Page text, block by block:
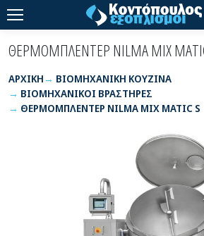
ΘΕΡΜΟΜΠΛΕΝΤΕΡ NILMA MIX
ΑΡΧΙΚΉ
ΒΙΟΜΗΧΑΝΙΚΗ ΚΟΥΖΙΝΑ
ΒΙΟΜΗΧΑΝΙΚΟΙ ΒΡΑΣΤΗΡΕΣ
ΘΕΡΜΟΜΠΛΕΝΤΕΡ NILMA MIX MATIC S